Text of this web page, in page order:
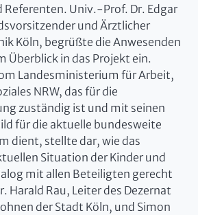
Referenten. Univ.-Prof. Dr. Edgar
und Ärztlicher
Köln, begrüßte die Anwesenden
Überblick in das Projekt ein.
Landesministerium für Arbeit,
NRW, das für die
zuständig ist und mit seinen
für die aktuelle bundesweite
dient, stellte dar, wie das
Situation der Kinder und
mit allen Beteiligten gerecht
Harald Rau, Leiter des Dezernat
der Stadt Köln, und Simon